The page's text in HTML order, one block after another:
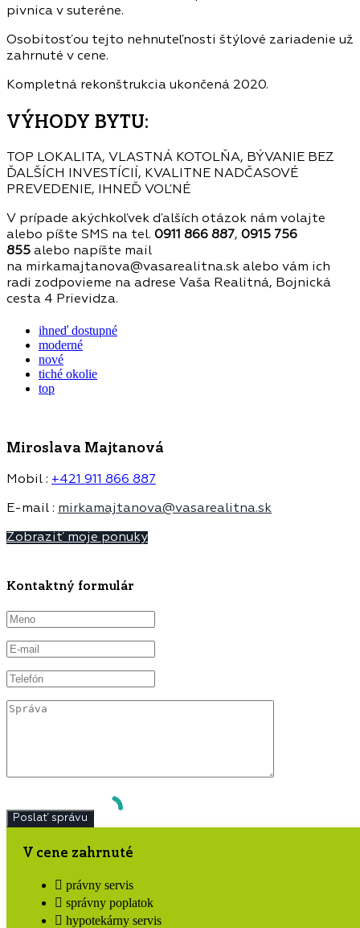
pivnica v suteréne.
Osobitosťou tejto nehnuteľnosti štýlové zariadenie už
zahrnuté v cene.
Kompletná rekonštrukcia ukončená 2020.
VÝHODY BYTU:
TOP LOKALITA, VLASTNÁ KOTOLŇA, BÝVANIE BEZ
ĎALŠÍCH INVESTÍCIÍ, KVALITNE NADČASOVÉ
PREVEDENIE, IHNEĎ VOĽNÉ
V prípade akýchkoľvek ďalších otázok nám volajte
alebo píšte SMS na tel. 0911 866 887, 0915 756
855 alebo napíšte mail
na mirkamajtanova@vasarealitna.sk alebo vám ich
radi zodpovieme na adrese Vaša Realitná, Bojnická
cesta 4 Prievidza.
ihneď dostupné
moderné
nové
tiché okolie
top
Miroslava Majtanová
Mobil : +421 911 866 887
E-mail : mirkamajtanova@vasarealitna.sk
Zobraziť moje ponuky
Kontaktný formulár
V cene zahrnuté
právny servis
správny poplatok
hypotekárny servis